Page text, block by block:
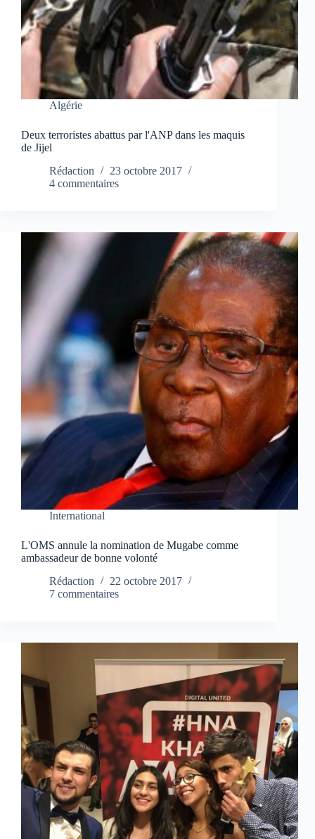
Algérie
Deux terroristes abattus par l'ANP dans les maquis
de Jijel
Rédaction
23 octobre 2017
4 commentaires
International
L'OMS annule la nomination de Mugabe comme
ambassadeur de bonne volonté
Rédaction
22 octobre 2017
7 commentaires